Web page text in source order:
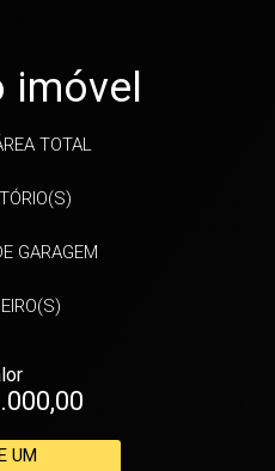
imóvel
TOTAL
GARAGEM
UM